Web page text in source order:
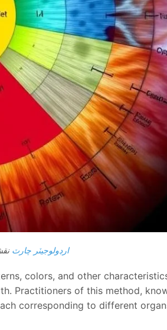
ارڊولوجيٽر چارٽ
colors, and other
Practitioners of this method,
corresponding to different